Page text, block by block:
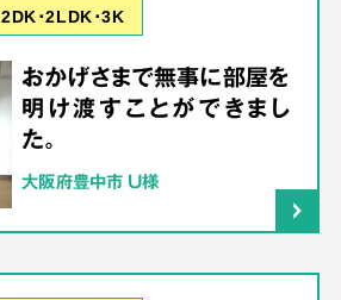
2DK･2LDK･3K
おかげさまで無事に部屋を
明け渡すことができまし
た。
大阪府豊中市 U様